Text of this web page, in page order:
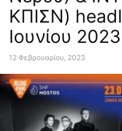
ΚΠΙΣΝ)
Ιουνίου 2023
12 Φεβρουαρίου, 2023